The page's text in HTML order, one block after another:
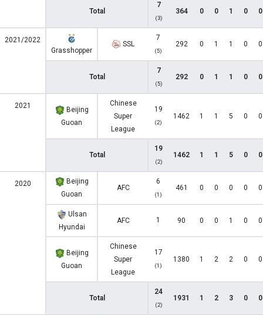
Total
7
(3)
364 0 0 1 0 0
2021/2022
Grasshopper
SSL
7
(5)
292 0 1 1 0 0
Total
7
(5)
292 0 1 1 0 0
2021
Beijing
Guoan
Chinese
Super
League
19
(2)
1462 1 1 5 0 0
Total
19
(2)
1462 1 1 5 0 0
2020
Beijing
Guoan
AFC
6
(1)
461 0 0 0 0 0
Ulsan
Hyundai
AFC 1 90 0 0 1 0 0
Beijing
Guoan
Chinese
Super
League
17
(1)
1380 1 2 2 0 0
Total
24
(2)
1931 1 2 3 0 0